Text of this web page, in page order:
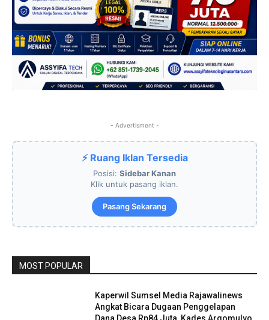
- Advertisment -
⚡ Ruang Iklan Tersedia
Posisi: Sidebar Kanan
Klik untuk pasang iklan.
Pasang Sekarang
MOST POPULAR
Kaperwil Sumsel Media Rajawalinews
Angkat Bicara Dugaan Penggelapan